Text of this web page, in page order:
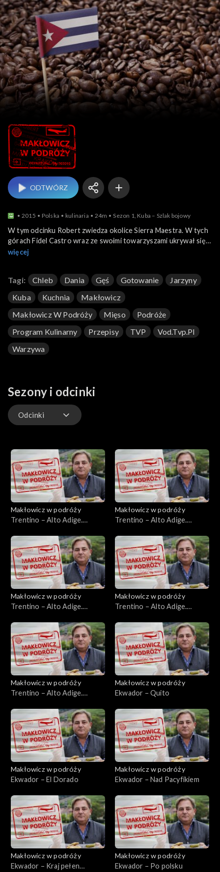
Makłowicz w podróży
ODTWÓRZ
2015 Polska kulinaria 24m Sezon 1, Kuba – Szlak bojowy
W tym odcinku Robert zwiedza okolice Sierra Maestra. W tych
górach Fidel Castro wraz ze swoimi towarzyszami ukrywał się
przez blisko trzy lata, żeby potem zdobyć całą wyspę...
więcej
Tagi: Chleb Dania Gęś Gotowanie
Jarzyny
Kuba
Kuchnia
Makłowicz
Makłowicz W Podróży
Mięso
Podróże
Program Kulinarny
Przepisy TVP
Vod.tvp.pl
Warzywa
Sezony i odcinki
Odcinki
Makłowicz w podróży
Trentino – Alto Adige.
Makłowicz w podróży
Trentino – Alto Adige.
Makłowicz w podróży
Trentino – Alto Adige.
Makłowicz w podróży
Trentino – Alto Adige.
Makłowicz w podróży
Trentino – Alto Adige.
Makłowicz w podróży
Ekwador – Quito
Makłowicz w podróży
Ekwador – El Dorado
Makłowicz w podróży
Ekwador – Nad Pacyfikiem
Makłowicz w podróży
Ekwador – Kraj pełen
Makłowicz w podróży
Ekwador – Po polsku